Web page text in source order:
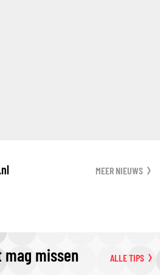
MEER NIEUWS
missen ALLE TIPS